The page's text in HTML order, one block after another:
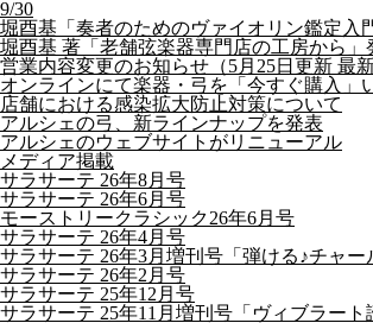
9/30
堀酉基「奏者のためのヴァイオリン鑑定入
堀酉基 著「老舗弦楽器専門店の工房から」
営業内容変更のお知らせ（5月25日更新 最新
オンラインにて楽器・弓を「今すぐ購入」
店舗における感染拡大防止対策について
アルシェの弓、新ラインナップを発表
アルシェのウェブサイトがリニューアル
メディア掲載
サラサーテ 26年8月号
サラサーテ 26年6月号
モーストリークラシック26年6月号
サラサーテ 26年4月号
サラサーテ 26年3月増刊号「弾ける♪チャー
サラサーテ 26年2月号
サラサーテ 25年12月号
サラサーテ 25年11月増刊号「ヴィブラート